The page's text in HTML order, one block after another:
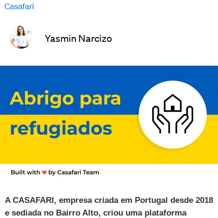
Casafari
Yasmin Narcizo
A CASAFARI, empresa criada em Portugal desde 2018
e sediada no Bairro Alto, criou uma plataforma